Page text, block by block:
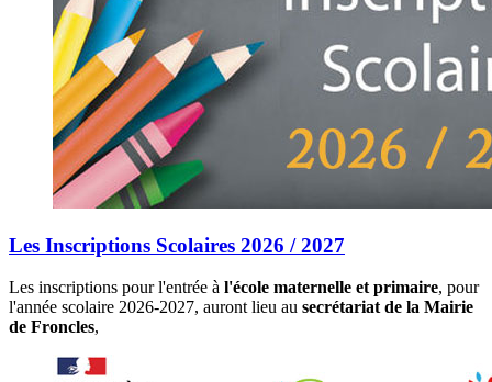
Les Inscriptions Scolaires 2026 / 2027
Les inscriptions pour l'entrée à l'école maternelle et primaire, pour
l'année scolaire 2026-2027, auront lieu au secrétariat de la Mairie
de Froncles,